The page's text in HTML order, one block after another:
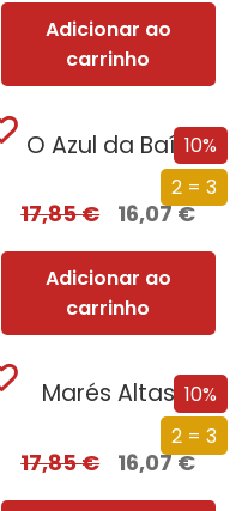
Adicionar ao
carrinho
10%
2 = 3
O Azul da Baía
17,85€ 16,07€
Adicionar ao
carrinho
10%
2 = 3
Marés Altas
17,85€ 16,07€